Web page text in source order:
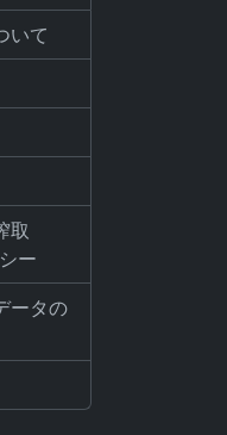
いて
取
ー
ータの